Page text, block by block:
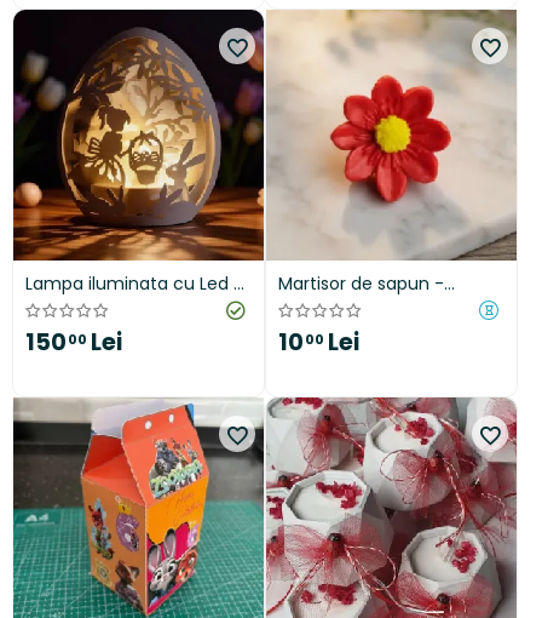
Lampa iluminata cu Led -
Ou de Paste
15000 Lei
Martisor de sapun -
margareta
1000 Lei